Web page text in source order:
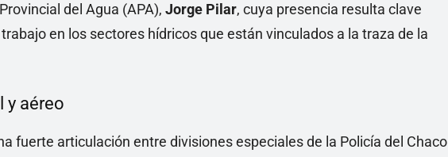
del Agua (APA), Jorge Pilar, cuya presencia resulta clave
en los sectores hídricos que están vinculados a la traza de la
y aéreo
fuerte articulación entre divisiones especiales de la Policía del Chaco